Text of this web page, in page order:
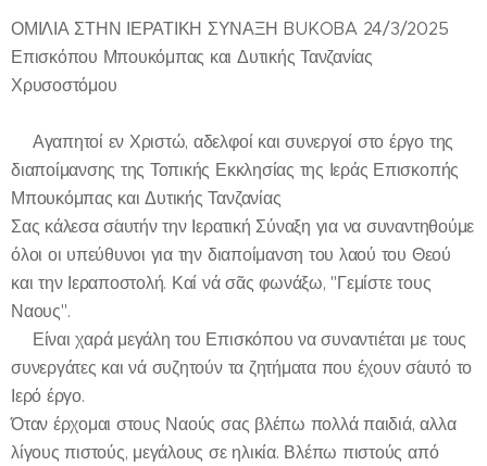
ΟΜΙΛΙΑ ΣΤΗΝ ΙΕΡΑΤΙΚΗ ΣΥΝΑΞΗ BUKOBA 24/3/2025
Επισκόπου Μπουκόμπας και Δυτικής Τανζανίας
Χρυσοστόμου
✍️Αγαπητοί εν Χριστώ, αδελφοί και συνεργοί στο έργο της
διαποίμανσης της Τοπικής Εκκλησίας της Ιεράς Επισκοπής
Μπουκόμπας και Δυτικής Τανζανίας
Σας κάλεσα σ´αυτήν την Ιερατική Σύναξη για να συναντηθούμε
όλοι οι υπεύθυνοι για την διαποίμανση του λαού του Θεού
και την Ιεραποστολή. Καί νά σᾶς φωνάξω, "Γεμίστε τους
Ναους".
✍️Είναι χαρά μεγάλη του Επισκόπου να συναντιέται με τους
συνεργάτες και νά συζητούν τα ζητήματα που έχουν σ´αυτό το
Ιερό έργο.
Όταν έρχομαι στους Ναούς σας βλέπω πολλά παιδιά, αλλα
λίγους πιστούς, μεγάλους σε ηλικία. Βλέπω πιστούς από